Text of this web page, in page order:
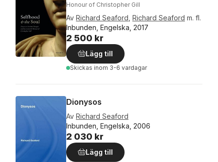
Honour of Christopher Gill
Av Richard Seaford Richard Seaford m. fl.
Inbunden, Engelska, 2017
2 500 kr
Lägg till
Skickas inom 3-6 vardagar
Dionysos
Av Richard Seaford
Inbunden, Engelska, 2006
2 030 kr
Lägg till